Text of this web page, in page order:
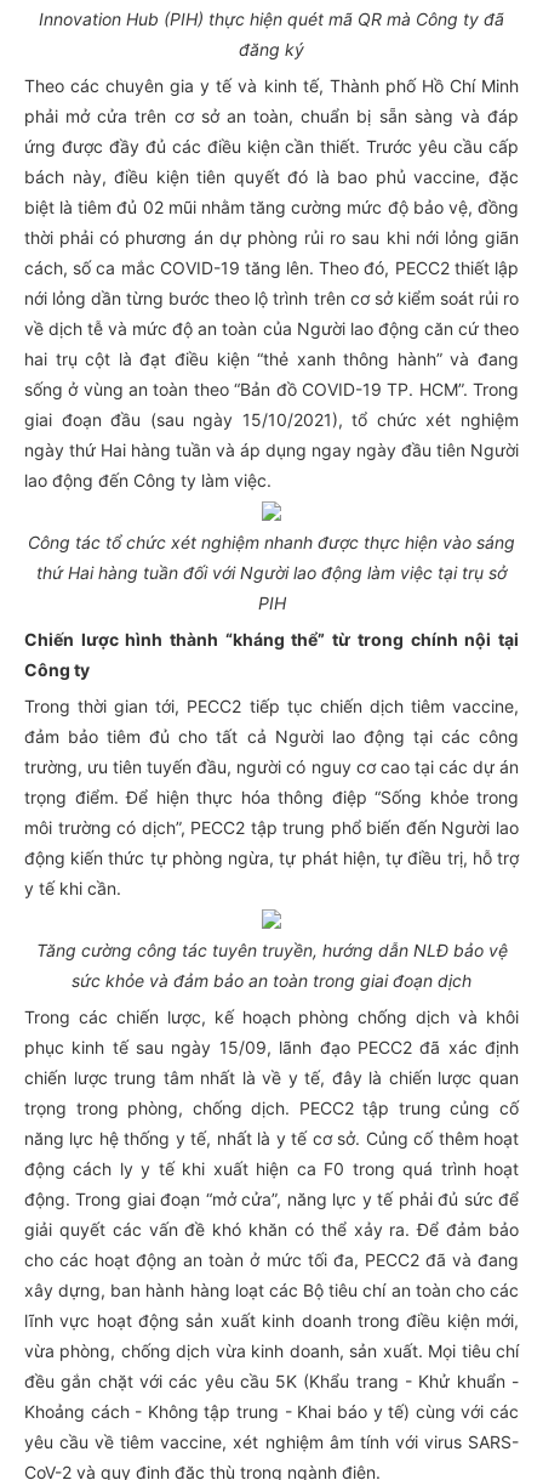
Innovation Hub (PIH) thực hiện quét mã QR mà Công ty đã
đăng ký
Theo các chuyên gia y tế và kinh tế, Thành phố Hồ Chí Minh
phải mở cửa trên cơ sở an toàn, chuẩn bị sẵn sàng và đáp
ứng được đầy đủ các điều kiện cần thiết. Trước yêu cầu cấp
bách này, điều kiện tiên quyết đó là bao phủ vaccine, đặc
biệt là tiêm đủ 02 mũi nhằm tăng cường mức độ bảo vệ, đồng
thời phải có phương án dự phòng rủi ro sau khi nới lỏng giãn
cách, số ca mắc COVID-19 tăng lên. Theo đó, PECC2 thiết lập
nới lỏng dần từng bước theo lộ trình trên cơ sở kiểm soát rủi ro
về dịch tễ và mức độ an toàn của Người lao động căn cứ theo
hai trụ cột là đạt điều kiện “thẻ xanh thông hành” và đang
sống ở vùng an toàn theo “Bản đồ COVID-19 TP. HCM”. Trong
giai đoạn đầu (sau ngày 15/10/2021), tổ chức xét nghiệm
ngày thứ Hai hàng tuần và áp dụng ngay ngày đầu tiên Người
lao động đến Công ty làm việc.
Công tác tổ chức xét nghiệm nhanh được thực hiện vào sáng
thứ Hai hàng tuần đối với Người lao động làm việc tại trụ sở
PIH
Chiến lược hình thành “kháng thể” từ trong chính nội tại
Công ty
Trong thời gian tới, PECC2 tiếp tục chiến dịch tiêm vaccine,
đảm bảo tiêm đủ cho tất cả Người lao động tại các công
trường, ưu tiên tuyến đầu, người có nguy cơ cao tại các dự án
trọng điểm. Để hiện thực hóa thông điệp “Sống khỏe trong
môi trường có dịch”, PECC2 tập trung phổ biến đến Người lao
động kiến thức tự phòng ngừa, tự phát hiện, tự điều trị, hỗ trợ
y tế khi cần.
Tăng cường công tác tuyên truyền, hướng dẫn NLĐ bảo vệ
sức khỏe và đảm bảo an toàn trong giai đoạn dịch
Trong các chiến lược, kế hoạch phòng chống dịch và khôi
phục kinh tế sau ngày 15/09, lãnh đạo PECC2 đã xác định
chiến lược trung tâm nhất là về y tế, đây là chiến lược quan
trọng trong phòng, chống dịch. PECC2 tập trung củng cố
năng lực hệ thống y tế, nhất là y tế cơ sở. Củng cố thêm hoạt
động cách ly y tế khi xuất hiện ca F0 trong quá trình hoạt
động. Trong giai đoạn “mở cửa”, năng lực y tế phải đủ sức để
giải quyết các vấn đề khó khăn có thể xảy ra. Để đảm bảo
cho các hoạt động an toàn ở mức tối đa, PECC2 đã và đang
xây dựng, ban hành hàng loạt các Bộ tiêu chí an toàn cho các
lĩnh vực hoạt động sản xuất kinh doanh trong điều kiện mới,
vừa phòng, chống dịch vừa kinh doanh, sản xuất. Mọi tiêu chí
đều gắn chặt với các yêu cầu 5K (Khẩu trang - Khử khuẩn -
Khoảng cách - Không tập trung - Khai báo y tế) cùng với các
yêu cầu về tiêm vaccine, xét nghiệm âm tính với virus SARS-
CoV-2 và quy định đặc thù trong ngành điện.